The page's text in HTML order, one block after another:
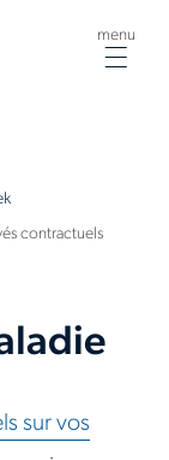
menu
contractuels
sur vos